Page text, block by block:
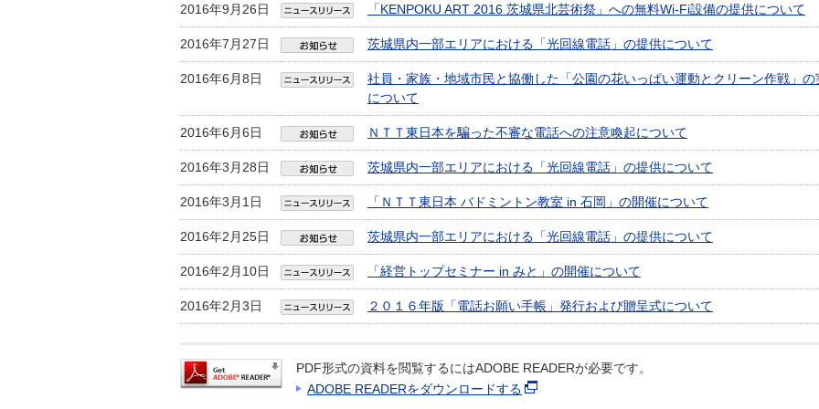
2016年9月26日 「KENPOKU ART 2016 茨城県北芸術祭」への無料Wi-Fi設備の提供について
2016年7月27日 茨城県内一部エリアにおける「光回線電話」の提供について
2016年6月8日
社員・家族・地域市民と協働した「公園の花いっぱい運動とクリーン作戦」の
について
2016年6月6日 ＮＴＴ東日本を騙った不審な電話への注意喚起について
2016年3月28日 茨城県内一部エリアにおける「光回線電話」の提供について
2016年3月1日 「ＮＴＴ東日本 バドミントン教室 in 石岡」の開催について
2016年2月25日 茨城県内一部エリアにおける「光回線電話」の提供について
2016年2月10日 「経営トップセミナー in みと」の開催について
2016年2月3日 ２０１６年版「電話お願い手帳」発行および贈呈式について
PDF形式の資料を閲覧するにはADOBE READERが必要です。
ADOBE READERをダウンロードする